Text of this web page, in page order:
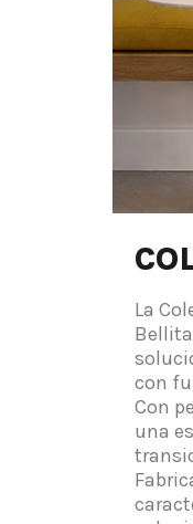
La
con
Con
una